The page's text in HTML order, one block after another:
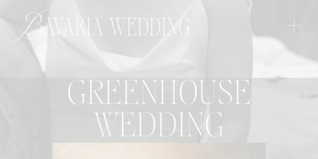
Bavaria wedding +
GREENHOUSE
WEDDING